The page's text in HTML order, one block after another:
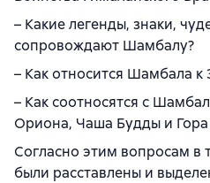
– Какие легенды, знаки,
сопровождают Шамбалу?
– Как относится Шамбала
– Как соотносятся с
Ориона, Чаша Будды и
Согласно этим вопросам в
были расставлены и